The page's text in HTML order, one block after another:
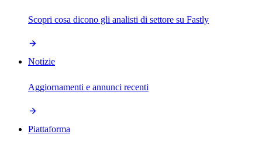
Scopri cosa dicono gli analisti di settore su Fastly
Notizie
Aggiornamenti e annunci recenti
Piattaforma